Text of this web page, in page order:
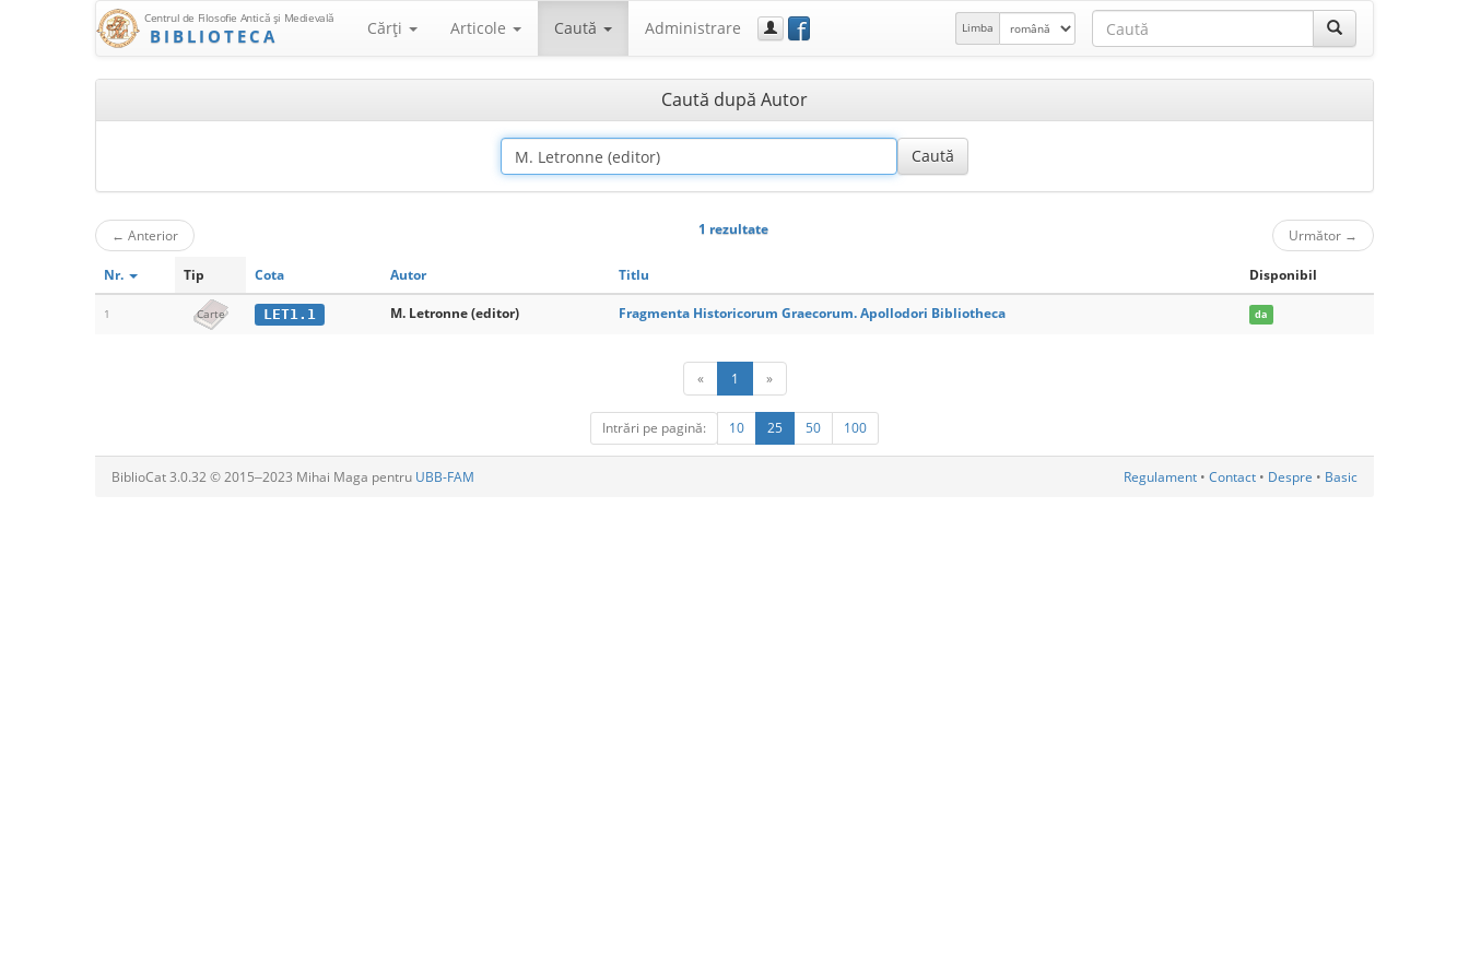
Centrul de Filosofie Antică şi Medievală
BIBLIOTECA Cărţi Articole Caută Administrare f Limba
Caută după Autor
← Anterior 1 rezultate Următor →
Nr. Tip Cota Autor Titlu Disponibil
1 Carte LET1.1 M. Letronne (editor) Fragmenta Historicorum Graecorum. Apollodori Bibliotheca da
« 1 »
Intrări pe pagină: 10 25 50 100
BiblioCat 3.0.32 © 2015‒2023 Mihai Maga pentru UBB-FAM Regulament • Contact • Despre • Basic